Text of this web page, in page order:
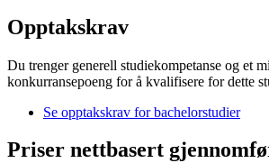
Opptakskrav
Du trenger generell studiekompetanse og et
konkurransepoeng for å kvalifisere for dette
Se opptakskrav for bachelorstudier
Priser nettbasert